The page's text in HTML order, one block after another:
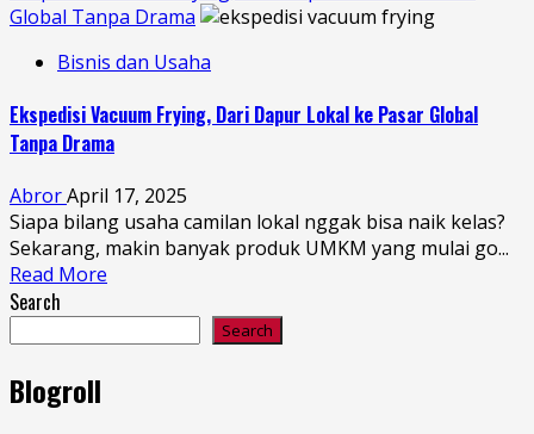
Global Tanpa Drama
Bisnis dan Usaha
Ekspedisi Vacuum Frying, Dari Dapur Lokal ke Pasar Global
Tanpa Drama
AbrorApril 17, 2025
Siapa bilang usaha camilan lokal nggak bisa naik kelas?
Sekarang, makin banyak produk UMKM yang mulai go...
Read More
Search
Search
Blogroll